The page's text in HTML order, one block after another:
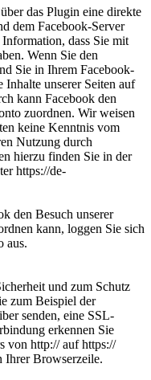
das Plugin eine direkte
dem Facebook-Server
dass Sie mit
Wenn Sie den
Sie in Ihrem Facebook-
unserer Seiten auf
kann Facebook den
zuordnen. Wir weisen
keine Kenntnis vom
Nutzung durch
hierzu finden Sie in der
https://de-
den Besuch unserer
kann, loggen Sie sich
aus.
und zum Schutz
zum Beispiel der
senden, eine SSL-
erkennen Sie
von http:// auf https://
Ihrer Browserzeile.